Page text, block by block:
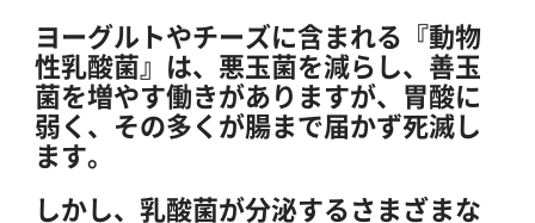
ヨーグルトやチーズに含まれる『動物
性乳酸菌』は、悪玉菌を減らし、善玉
菌を増やす働きがありますが、胃酸に
弱く、その多くが腸まで届かず死滅し
ます。
しかし、乳酸菌が分泌するさまざまな